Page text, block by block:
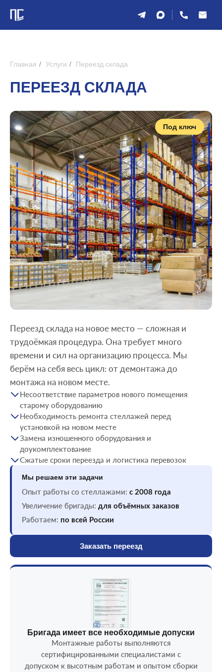
Главная / Услуги / Переезд склада
ПЕРЕЕЗД СКЛАДА
Под ключ
Переезд склада на новое место — сложная и
трудоёмкая процедура. Она требует много
времени и сил на организацию процесса. Мы
берём на себя весь цикл: от демонтажа до
монтажа на новом месте.
Несоответствие параметров нового помещения
старому оборудованию
Необходимость ремонта стеллажей перед
установкой на новом месте
Замена изношенного оборудования и
доукомплектование
Сжатые сроки переезда и логистика перевозок
Мы решаем эти задачи
Опыт работы со стеллажами: с 2008 года
Увеличение бригады: для объёмных заказов
Работаем: по всей России
Заказать переезд
Бригада имеет все необходимые допуски
Монтажные работы выполняются
сертифицированными специалистами с
допуском к высотным работам и опытом сборки